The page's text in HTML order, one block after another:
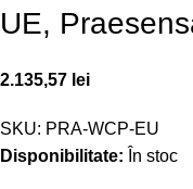
UE,
2.135,57 lei
SKU: PRA-WCP-EU
Disponibilitate: În stoc